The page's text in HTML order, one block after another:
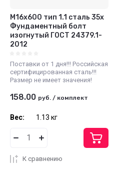
М16x600 тип 1.1 сталь 35х
Фундаментный болт
изогнутый ГОСТ 24379.1-
2012
Поставки от 1 дня!!! Российская
сертифицированная сталь!!!
Размер не имеет значения!
158.00 руб. / комплект
Вес: 1.13 кг
К сравнению